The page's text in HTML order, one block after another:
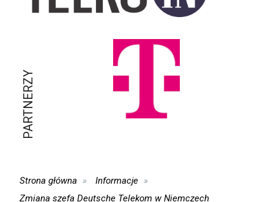
PARTNERZY
Strona główna
Informacje
Zmiana szefa Deutsche Telekom w Niemczech